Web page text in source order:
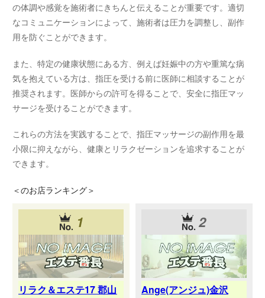
の体調や感覚を施術者にきちんと伝えることが重要です。適切
なコミュニケーションによって、施術者は圧力を調整し、副作
用を防ぐことができます。
また、特定の健康状態にある方、例えば妊娠中の方や重篤な病
気を抱えている方は、指圧を受ける前に医師に相談することが
推奨されます。医師からの許可を得ることで、安全に指圧マッ
サージを受けることができます。
これらの方法を実践することで、指圧マッサージの副作用を最
小限に抑えながら、健康とリラクゼーションを追求することが
できます。
＜のお店ランキング＞
1
リラク＆エステ17 郡山
2
Ange(アンジュ)金沢